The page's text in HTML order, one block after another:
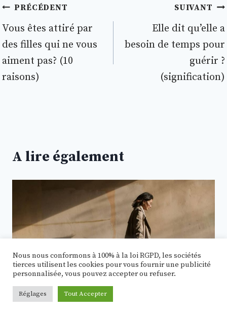
Navigation
de
l’article
PRÉCÉDENT
Vous êtes attiré par
des filles qui ne vous
aiment pas? (10
raisons)
SUIVANT
Elle dit qu’elle a
besoin de temps pour
guérir ?
(signification)
A lire également
Nous nous conformons à 100% à la loi RGPD, les sociétés
tierces utilisent les cookies pour vous fournir une publicité
personnalisée, vous pouvez accepter ou refuser.
Réglages Tout Accepter